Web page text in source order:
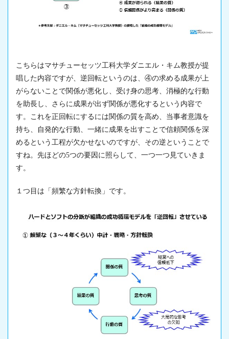
こちらはマサチューセッツ工科大学ダニエル・キム教授が提
唱した内容ですが、逆回転というのは、④の求める成果が上
がらないことで関係が悪化し、受け身の思考、消極的な行動
を助長し、さらに成果が出ず関係が悪化するという内容で
す。これを正回転にするには関係の質を高め、当事者意識を
持ち、自発的な行動、一緒に成果を出すことで信頼関係を深
めるという工程が欠かせないのですが、その逆ということで
すね。先ほどの5つの要因に照らして、一つ一つ見ていきま
す。
１つ目は「頻繁な方針転換」です。